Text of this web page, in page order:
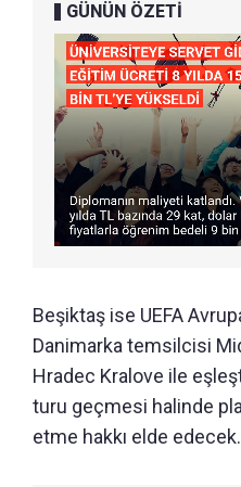
GÜNÜN ÖZETİ
Beşiktaş ise UEFA
Danimarka temsilcisi
Hradec Kralove ile
turu geçmesi halinde
etme hakkı elde edecek.